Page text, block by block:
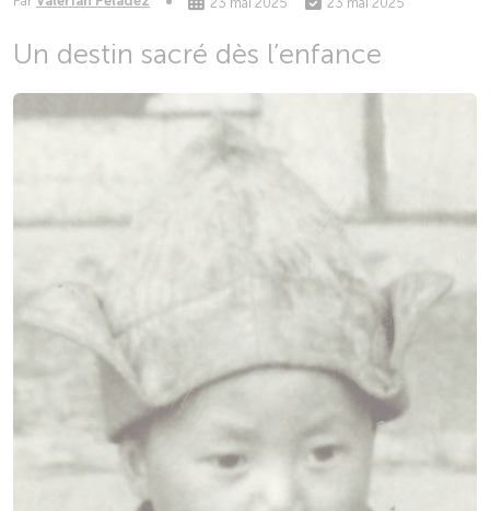
Un destin sacré dès l’enfance